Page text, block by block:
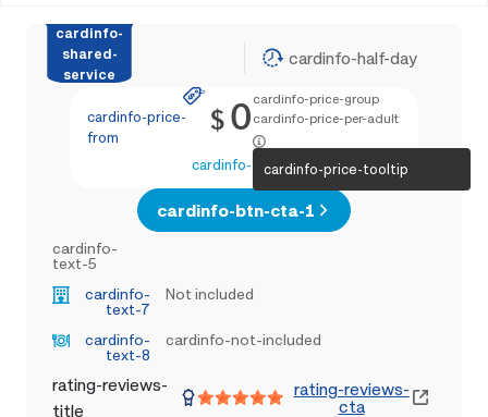
cardinfo-
shared-
service
cardinfo-half-day
cardinfo-price-
from
$0 cardinfo-price-group
cardinfo-price-per-adult
cardinfo-price-tooltip
cardinfo-text-4
cardinfo-btn-cta-1
cardinfo-
text-5
cardinfo-
text-7
Not included
cardinfo-
text-8
cardinfo-not-included
rating-reviews-
title
rating-reviews-
cta